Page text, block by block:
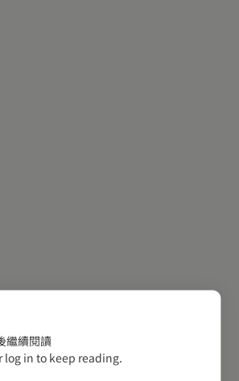
繼續閱讀
log in to keep reading.